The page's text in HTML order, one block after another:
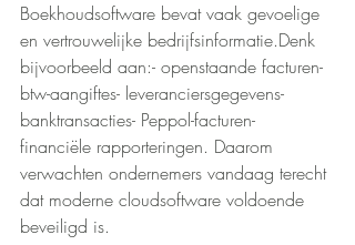
Boekhoudsoftware bevat vaak gevoelige
en vertrouwelijke bedrijfsinformatie.Denk
bijvoorbeeld aan:- openstaande facturen-
btw-aangiftes- leveranciersgegevens-
banktransacties- Peppol-facturen-
financiële rapporteringen. Daarom
verwachten ondernemers vandaag terecht
dat moderne cloudsoftware voldoende
beveiligd is.